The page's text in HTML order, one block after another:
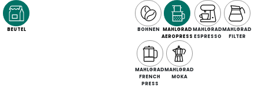
BEUTEL BOHNEN MAHLGRAD
AEROPRESS
MAHLGRAD
ESPRESSO
MAHLGRAD
FILTER
MAHLGRAD
FRENCH
PRESS
MAHLGRAD
MOKA